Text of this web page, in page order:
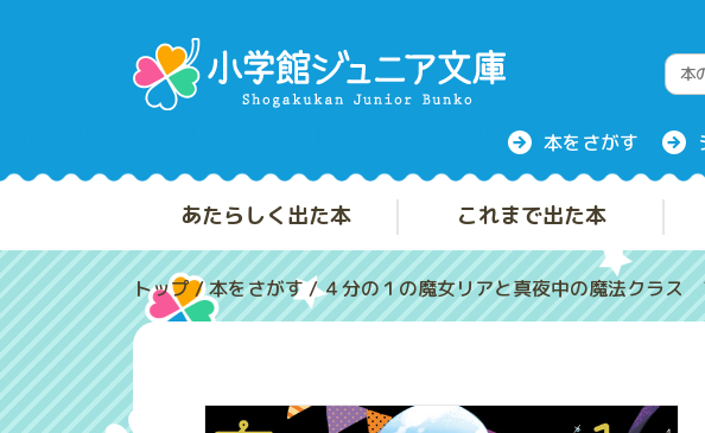
本をさがす
あたらしく出た本 これまで出た本
トップ/本をさがす/４分の１の魔女リアと真夜中の魔法クラス